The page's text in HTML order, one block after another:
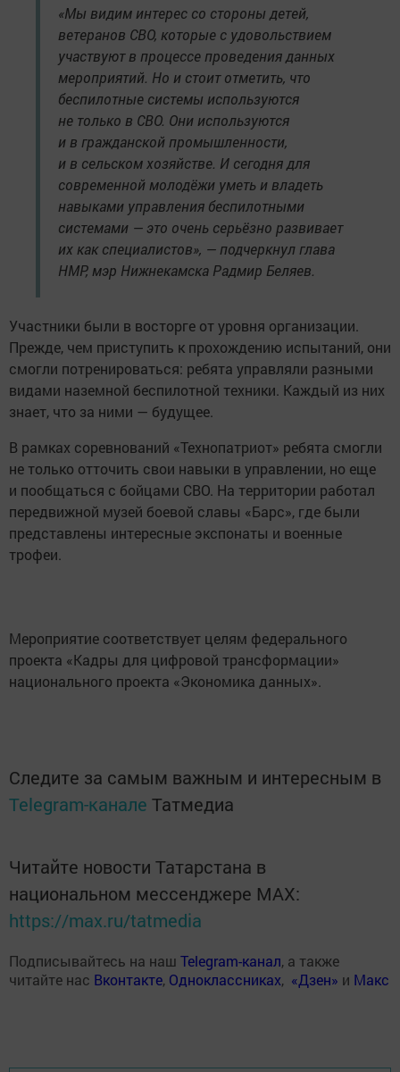
«Мы видим интерес со стороны детей,
ветеранов СВО, которые с удовольствием
участвуют в процессе проведения данных
мероприятий. Но и стоит отметить, что
беспилотные системы используются
не только в СВО. Они используются
и в гражданской промышленности,
и в сельском хозяйстве. И сегодня для
современной молодёжи уметь и владеть
навыками управления беспилотными
системами — это очень серьёзно развивает
их как специалистов», — подчеркнул глава
НМР, мэр Нижнекамска Радмир Беляев.
Участники были в восторге от уровня организации.
Прежде, чем приступить к прохождению испытаний, они
смогли потренироваться: ребята управляли разными
видами наземной беспилотной техники. Каждый из них
знает, что за ними — будущее.
В рамках соревнований «Технопатриот» ребята смогли
не только отточить свои навыки в управлении, но еще
и пообщаться с бойцами СВО. На территории работал
передвижной музей боевой славы «Барс», где были
представлены интересные экспонаты и военные
трофеи.
Мероприятие соответствует целям федерального
проекта «Кадры для цифровой трансформации»
национального проекта «Экономика данных».
Следите за самым важным и интересным в
Telegram-канале Татмедиа
Читайте новости Татарстана в
национальном мессенджере MАХ:
https://max.ru/tatmedia
Подписывайтесь на наш Telegram-канал, а также
читайте нас Вконтакте, Одноклассниках, «Дзен» и Макс